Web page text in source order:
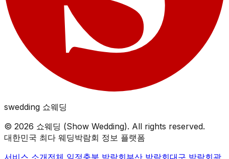
swedding 쇼웨딩
© 2026 쇼웨딩 (Show Wedding). All rights reserved.
대한민국 최다 웨딩박람회 정보 플랫폼